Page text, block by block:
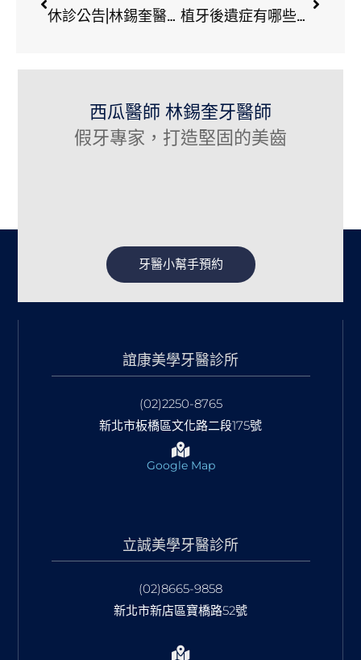
休診公告|林錫奎醫師2023清明連假休診日期 植牙後遺症有哪些，植牙缺點是甚麼？
西瓜醫師 林錫奎牙醫師
假牙專家，打造堅固的美齒
牙醫小幫手預約
誼康美學牙醫診所
(02)2250-8765
新北市板橋區文化路二段175號
Google Map
立誠美學牙醫診所
(02)8665-9858
新北市新店區寶橋路52號